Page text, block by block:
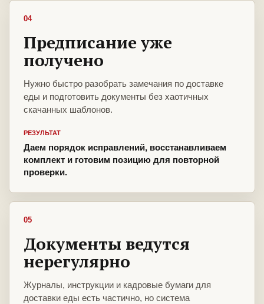
04
Предписание уже
получено
Нужно быстро разобрать замечания по доставке
еды и подготовить документы без хаотичных
скачанных шаблонов.
РЕЗУЛЬТАТ
Даем порядок исправлений, восстанавливаем
комплект и готовим позицию для повторной
проверки.
05
Документы ведутся
нерегулярно
Журналы, инструкции и кадровые бумаги для
доставки еды есть частично, но система